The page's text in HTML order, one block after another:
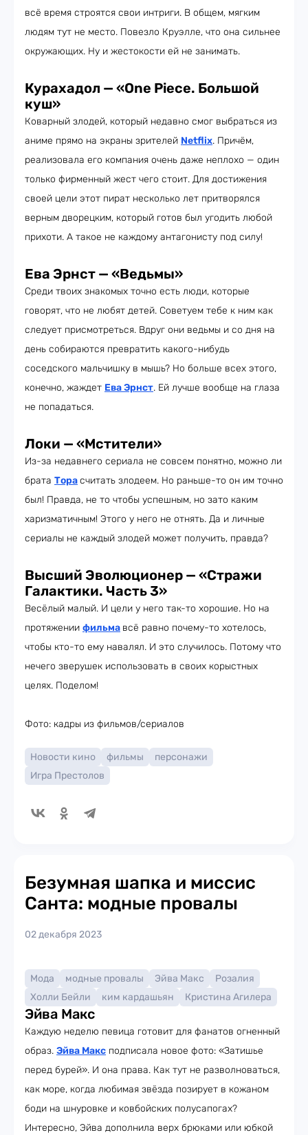
всё время строятся свои интриги. В общем, мягким
людям тут не место. Повезло Круэлле, что она сильнее
окружающих. Ну и жестокости ей не занимать.
Курахадол — «One Piece. Большой
куш»
Коварный злодей, который недавно смог выбраться из
аниме прямо на экраны зрителей Netflix. Причём,
реализовала его компания очень даже неплохо — один
только фирменный жест чего стоит. Для достижения
своей цели этот пират несколько лет притворялся
верным дворецким, который готов был угодить любой
прихоти. А такое не каждому антагонисту под силу!
Ева Эрнст — «Ведьмы»
Среди твоих знакомых точно есть люди, которые
говорят, что не любят детей. Советуем тебе к ним как
следует присмотреться. Вдруг они ведьмы и со дня на
день собираются превратить какого-нибудь
соседского мальчишку в мышь? Но больше всех этого,
конечно, жаждет Ева Эрнст. Ей лучше вообще на глаза
не попадаться.
Локи — «Мстители»
Из-за недавнего сериала не совсем понятно, можно ли
брата Торасчитать злодеем. Но раньше-то он им точно
был! Правда, не то чтобы успешным, но зато каким
харизматичным! Этого у него не отнять. Да и личные
сериалы не каждый злодей может получить, правда?
Высший Эволюционер — «Стражи
Галактики. Часть 3»
Весёлый малый. И цели у него так-то хорошие. Но на
протяжении фильма всё равно почему-то хотелось,
чтобы кто-то ему навалял. И это случилось. Потому что
нечего зверушек использовать в своих корыстных
целях. Поделом!
Фото: кадры из фильмов/сериалов
Новости кино фильмы
персонажи
Игра Престолов
Безумная шапка и миссис
Санта: модные провалы
02 декабря 2023
Мода модные провалы Эйва Макс
Розалия
Холли Бейли
ким кардашьян Кристина Агилера
Эйва Макс
Каждую неделю певица готовит для фанатов огненный
образ. Эйва Макс подписала новое фото: «Затишье
перед бурей». И она права. Как тут не разволноваться,
как море, когда любимая звёзда позирует в кожаном
боди на шнуровке и ковбойских полусапогах?
Интересно, Эйва дополнила верх брюками или юбкой